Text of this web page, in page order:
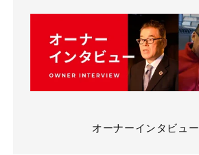
オーナーインタビュー